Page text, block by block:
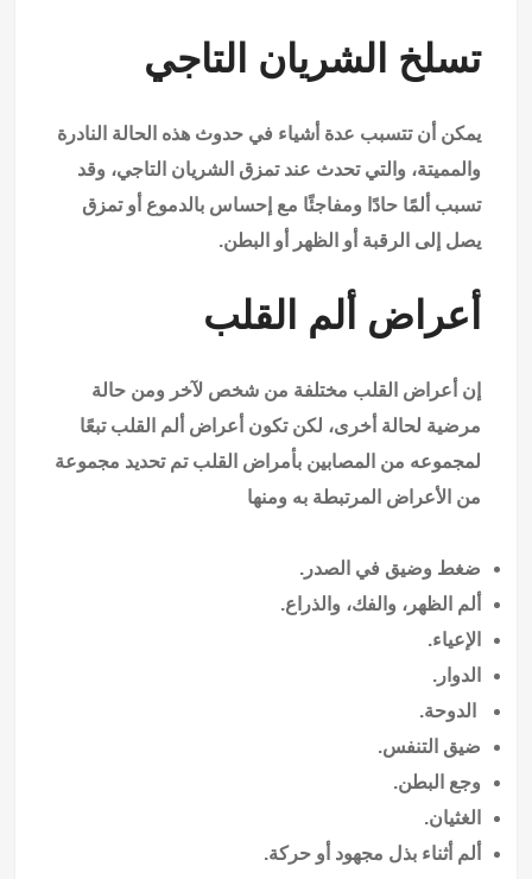
تسلخ الشريان التاجي
يمكن أن تتسبب عدة أشياء في حدوث هذه الحالة النادرة
والمميتة، والتي تحدث عند تمزق الشريان التاجي، وقد
تسبب ألمًا حادًا ومفاجئًا مع إحساس بالدموع أو تمزق
يصل إلى الرقبة أو الظهر أو البطن.
أعراض ألم القلب
إن أعراض القلب مختلفة من شخص لآخر ومن حالة
مرضية لحالة أخرى، لكن تكون أعراض ألم القلب تبعًا
لمجموعه من المصابين بأمراض القلب تم تحديد مجموعة
من الأعراض المرتبطة به ومنها
ضغط وضيق في الصدر.
ألم الظهر، والفك، والذراع.
الإعياء.
الدوار.
الدوحة.
ضيق التنفس.
وجع البطن.
الغثيان.
ألم أثناء بذل مجهود أو حركة.